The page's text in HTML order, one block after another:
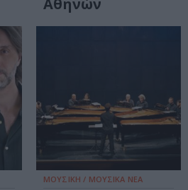
Αθηνών
ΜΟΥΣΙΚΗ / ΜΟΥΣΙΚΑ ΝΕΑ